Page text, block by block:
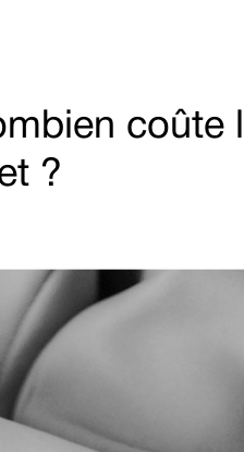
coûte
?